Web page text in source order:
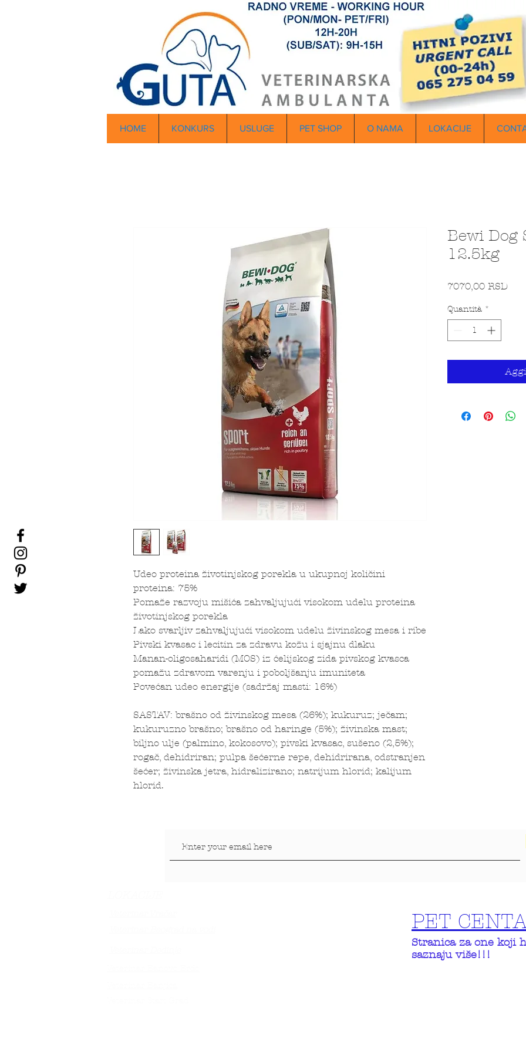
HOME KONKURS USLUGE PET SHOP O NAMA LOKACIJE
Udeo proteina životinjskog porekla u ukupnoj količini
proteina: 75%
Pomaže razvoju mišića zahvaljujući visokom udelu proteina
životinjskog porekla
Lako svarljiv zahvaljujući visokom udelu živinskog mesa i ribe
Pivski kvasac i lecitin za zdravu kožu i sjajnu dlaku
Manan-oligosaharidi (MOS) iz ćelijskog zida pivskog kvasca
pomažu zdravom varenju i poboljšanju imuniteta
Povećan udeo energije (sadržaj masti: 16%)
SASTAV: brašno od živinskog mesa (26%); kukuruz; ječam;
kukuruzno brašno; brašno od haringe (5%); živinska mast;
biljno ulje (palmino, kokosovo); pivski kvasac, sušeno (2,5%);
rogač, dehidriran; pulpa šećerne repe, dehidrirana, odstranjen
šećer; živinska jetra, hidralizirano; natrijum hlorid; kalijum
hlorid.
Bewi Dog
12.5kg
7070,00 RSD
Quantità *
PET
Stranica za one koji
saznaju više!!!